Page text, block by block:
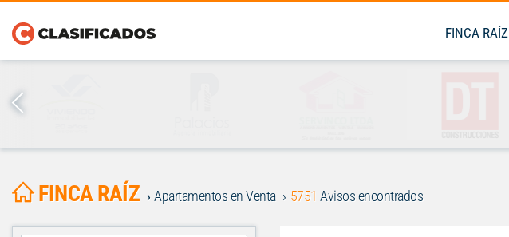
FINCA RAÍZ
FINCA RAÍZ Apartamentos en Venta 5751 Avisos encontrados